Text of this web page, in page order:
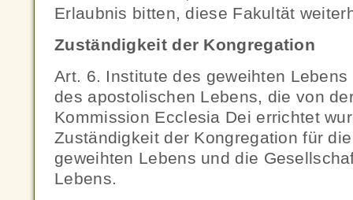
Erlaubnis bitten, diese Fakultät
Zuständigkeit der Kongregation
Art. 6. Institute des geweihten
des apostolischen Lebens, die von
Kommission Ecclesia Dei errichtet
Zuständigkeit der Kongregation für
geweihten Lebens und die
Lebens.